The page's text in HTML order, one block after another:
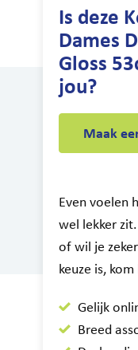
Is deze
Dames
Gloss
jou?
Maak
Even voelen
wel lekker
of wil je
keuze is,
Gelijk
Breed